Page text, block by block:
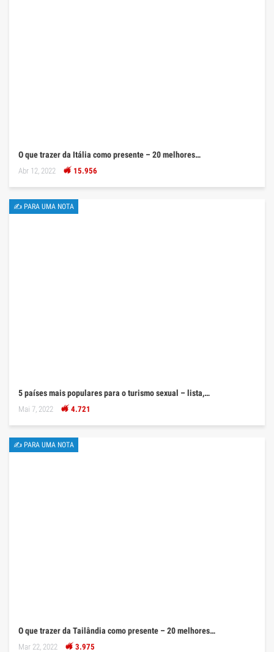
O que trazer da Itália como presente – 20 melhores…
Abr 12, 2022 15.956
✍ PARA UMA NOTA
5 países mais populares para o turismo sexual – lista,…
Mai 7, 2022 4.721
✍ PARA UMA NOTA
O que trazer da Tailândia como presente – 20 melhores…
Mar 22, 2022 3.975